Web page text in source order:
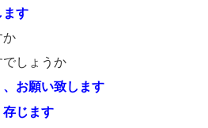
ます
か
でしょうか
お願い致します
存じます